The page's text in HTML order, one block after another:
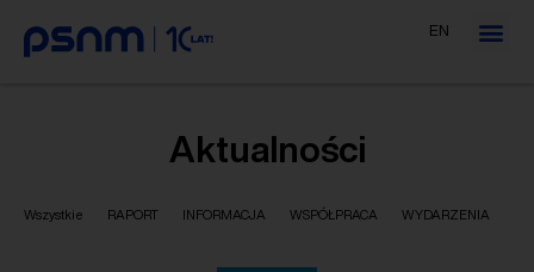
EN
Aktualności
Wszystkie RAPORT INFORMACJA WSPÓŁPRACA WYDARZENIA